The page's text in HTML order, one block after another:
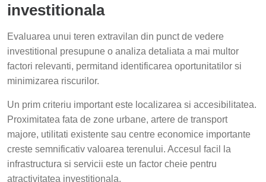
investitionala
Evaluarea unui teren extravilan din punct de vedere
investitional presupune o analiza detaliata a mai multor
factori relevanti, permitand identificarea oportunitatilor si
minimizarea riscurilor.
Un prim criteriu important este localizarea si accesibilitatea.
Proximitatea fata de zone urbane, artere de transport
majore, utilitati existente sau centre economice importante
creste semnificativ valoarea terenului. Accesul facil la
infrastructura si servicii este un factor cheie pentru
atractivitatea investitionala.